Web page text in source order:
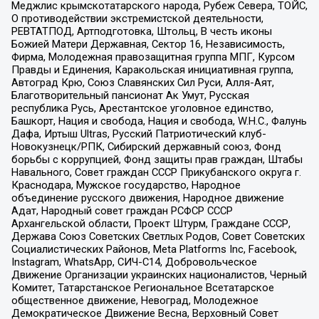
Меджлис крымскотатарского народа, Рубеж Севера, ТОЙС,
О противодействии экстремистской деятельности,
РЕВТАТПОД, Артподготовка, Штольц, В честь иконы
Божией Матери Державная, Сектор 16, Независимость,
Фирма, Молодежная правозащитная группа МПГ, Курсом
Правды и Единения, Каракольская инициативная группа,
Автоград Крю, Союз Славянских Сил Руси, Алля-Аят,
Благотворительный пансионат Ак Умут, Русская
республика Русь, Арестантское уголовное единство,
Башкорт, Нация и свобода, Нация и свобода, W.H.С., Фалунь
Дафа, Иртыш Ultras, Русский Патриотический клуб-
Новокузнецк/РПК, Сибирский державный союз, Фонд
борьбы с коррупцией, Фонд защиты прав граждан, Штабы
Навального, Совет граждан СССР Прикубанского округа г.
Краснодара, Мужское государство, Народное
объединение русского движения, Народное движение
Адат, Народный совет граждан РСФСР СССР
Архангельской области, Проект Штурм, Граждане СССР,
Держава Союз Советских Светлых Родов, Совет Советских
Социалистических Районов, Meta Platforms Inc, Facebook,
Instagram, WhatsApp, СИЧ-С14, Добровольческое
Движение Организации украинских националистов, Черный
Комитет, Татарстанское Региональное Всетатарское
общественное движение, Невоград, Молодежное
Демократическое Движение Весна, Верховный Совет